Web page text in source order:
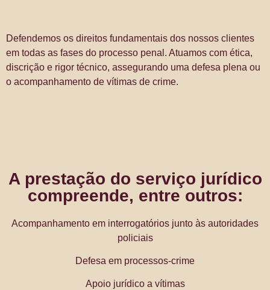
Defendemos os direitos fundamentais dos nossos clientes
em todas as fases do processo penal. Atuamos com ética,
discrição e rigor técnico, assegurando uma defesa plena ou
o acompanhamento de vítimas de crime.
A prestação do serviço jurídico
compreende, entre outros:
Acompanhamento em interrogatórios junto às autoridades
policiais
Defesa em processos-crime
Apoio jurídico a vítimas